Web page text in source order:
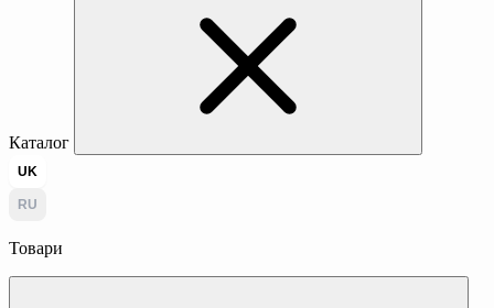
Каталог
UK
RU
Товари